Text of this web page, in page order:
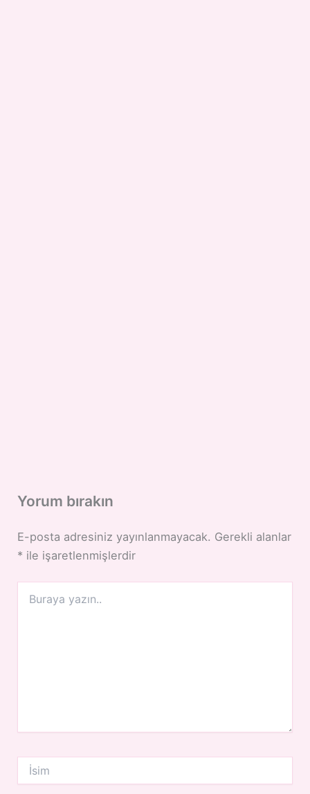
Yorum bırakın
E-posta adresiniz yayınlanmayacak. Gerekli alanlar
* ile işaretlenmişlerdir
yazın..
İsim